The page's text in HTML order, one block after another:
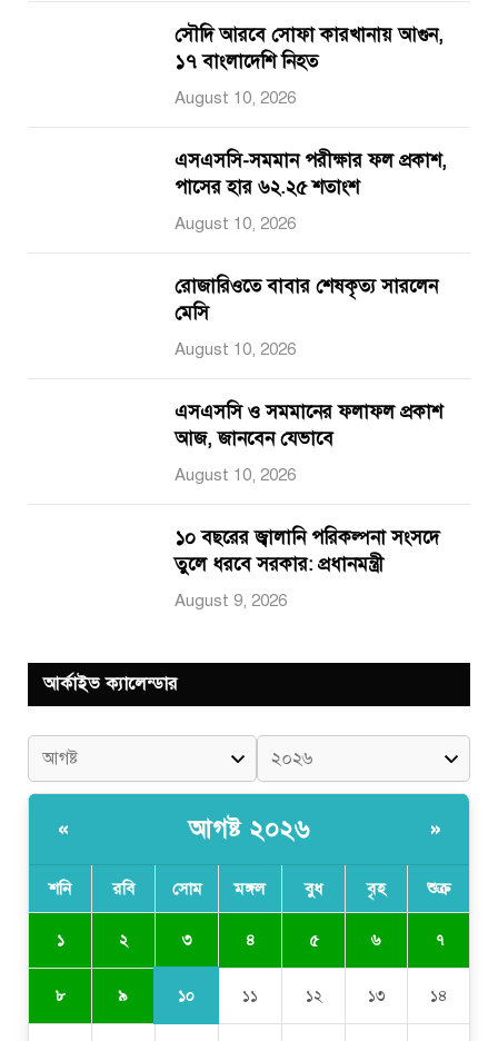
সৌদি আরবে সোফা কারখানায় আগুন,
১৭ বাংলাদেশি নিহত
August 10, 2026
এসএসসি-সমমান পরীক্ষার ফল প্রকাশ,
পাসের হার ৬২.২৫ শতাংশ
August 10, 2026
রোজারিওতে বাবার শেষকৃত্য সারলেন
মেসি
August 10, 2026
এসএসসি ও সমমানের ফলাফল প্রকাশ
আজ, জানবেন যেভাবে
August 10, 2026
১০ বছরের জ্বালানি পরিকল্পনা সংসদে
তুলে ধরবে সরকার: প্রধানমন্ত্রী
August 9, 2026
আর্কাইভ ক্যালেন্ডার
« আগষ্ট ২০২৬ »
শনি রবি সোম মঙ্গল বুধ বৃহ শুক্র
১ ২ ৩ ৪ ৫ ৬ ৭
৮ ৯ ১০ ১১ ১২ ১৩ ১৪